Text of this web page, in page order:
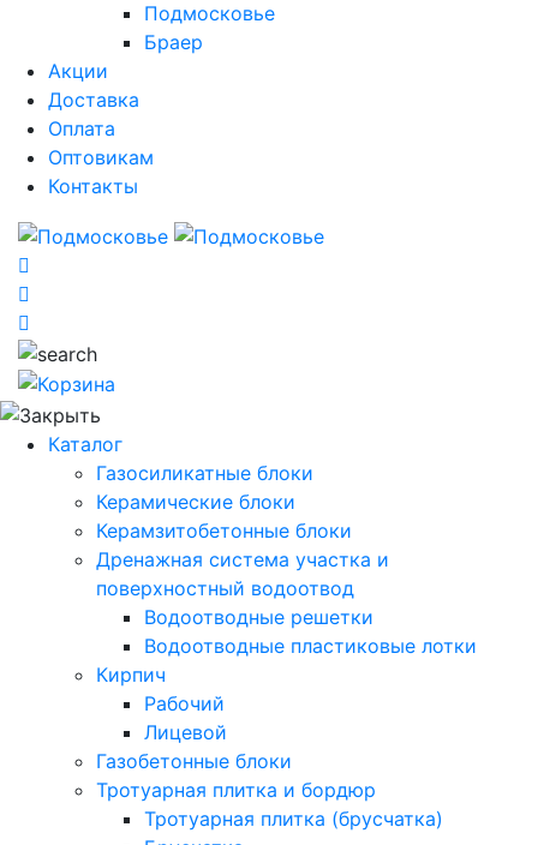
Подмосковье
Браер
Акции
Доставка
Оплата
Оптовикам
Контакты
Каталог
Газосиликатные блоки
Керамические блоки
Керамзитобетонные блоки
Дренажная система участка и
поверхностный водоотвод
Водоотводные решетки
Водоотводные пластиковые лотки
Кирпич
Рабочий
Лицевой
Газобетонные блоки
Тротуарная плитка и бордюр
Тротуарная плитка (брусчатка)